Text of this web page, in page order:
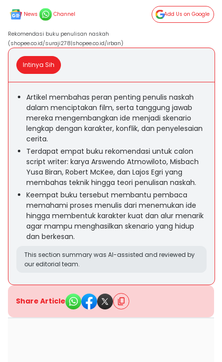
News Channel Add Us on Google
Rekomendasi buku penulisan naskah
(shopee.co.id/suraji278|shopee.co.id/irban)
Intinya Sih
Artikel membahas peran penting penulis naskah
dalam menciptakan film, serta tanggung jawab
mereka mengembangkan ide menjadi skenario
lengkap dengan karakter, konflik, dan penyelesaian
cerita.
Terdapat empat buku rekomendasi untuk calon
script writer: karya Arswendo Atmowiloto, Misbach
Yusa Biran, Robert McKee, dan Lajos Egri yang
membahas teknik hingga teori penulisan naskah.
Keempat buku tersebut membantu pembaca
memahami proses menulis dari menemukan ide
hingga membentuk karakter kuat dan alur menarik
agar mampu menghasilkan skenario yang hidup
dan berkesan.
This section summary was AI-assisted and reviewed by
our editorial team.
Share Article